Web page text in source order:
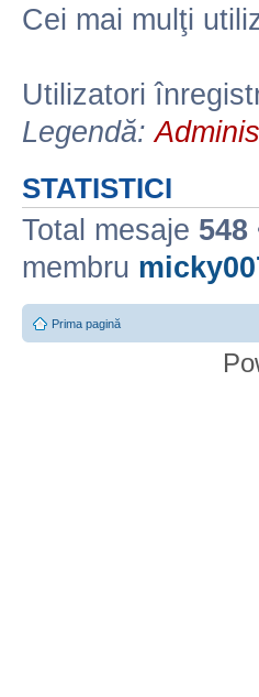
Cei mai mulţi
Utilizatori
Legendă:
STATISTICI
Total mesaje 548
membru
Prima pagină